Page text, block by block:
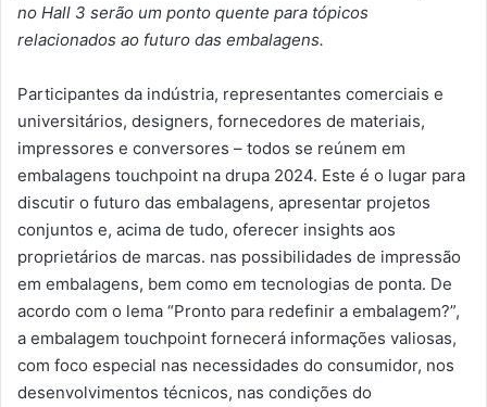
no Hall 3 serão um ponto quente para tópicos
relacionados ao futuro das embalagens.
Participantes da indústria, representantes comerciais e
universitários, designers, fornecedores de materiais,
impressores e conversores – todos se reúnem em
embalagens touchpoint na drupa 2024. Este é o lugar para
discutir o futuro das embalagens, apresentar projetos
conjuntos e, acima de tudo, oferecer insights aos
proprietários de marcas. nas possibilidades de impressão
em embalagens, bem como em tecnologias de ponta. De
acordo com o lema “Pronto para redefinir a embalagem?”,
a embalagem touchpoint fornecerá informações valiosas,
com foco especial nas necessidades do consumidor, nos
desenvolvimentos técnicos, nas condições do